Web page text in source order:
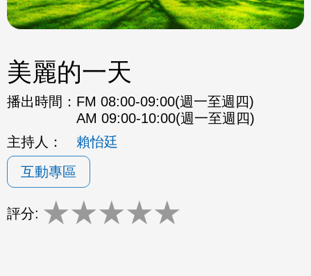
美麗的一天
播出時間： FM 08:00-09:00(週一至週四)
AM 09:00-10:00(週一至週四)
主持人：
賴怡廷
互動專區
評分: ★★★★★